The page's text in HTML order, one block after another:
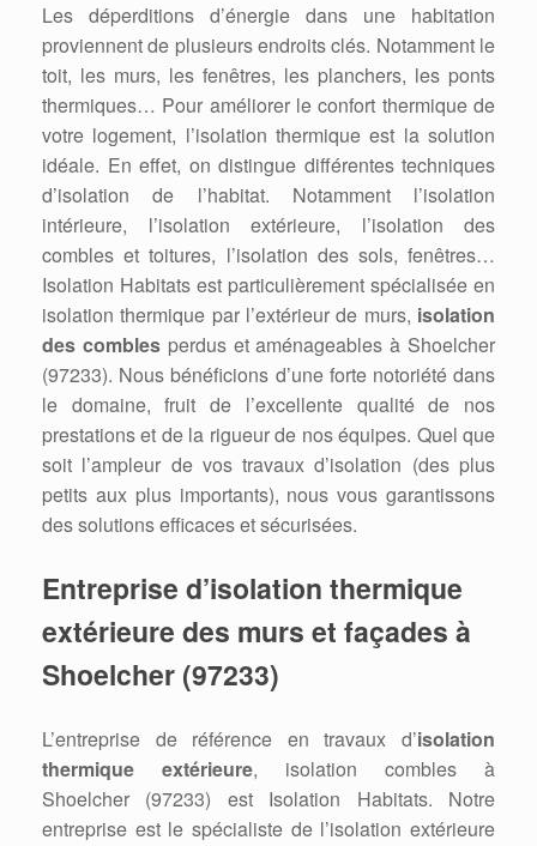
Les déperditions d’énergie dans une habitation
proviennent de plusieurs endroits clés. Notamment le
toit, les murs, les fenêtres, les planchers, les ponts
thermiques… Pour améliorer le confort thermique de
votre logement, l’isolation thermique est la solution
idéale. En effet, on distingue différentes techniques
d’isolation de l’habitat. Notamment l’isolation
intérieure, l’isolation extérieure, l’isolation des
combles et toitures, l’isolation des sols, fenêtres…
Isolation Habitats est particulièrement spécialisée en
isolation thermique par l’extérieur de murs, isolation
des comblesperdus et aménageables à Shoelcher
(97233). Nous bénéficions d’une forte notoriété dans
le domaine, fruit de l’excellente qualité de nos
prestations et de la rigueur de nos équipes. Quel que
soit l’ampleur de vos travaux d’isolation (des plus
petits aux plus importants), nous vous garantissons
des solutions efficaces et sécurisées.
Entreprise d’isolation thermique
extérieure des murs et façades à
Shoelcher (97233)
L’entreprise de référence en travaux d’isolation
thermique extérieure, isolation combles à
Shoelcher (97233) est Isolation Habitats. Notre
entreprise est le spécialiste de l’isolation extérieure